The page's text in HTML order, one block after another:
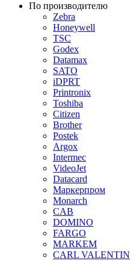
По производителю
Zebra
Honeywell
TSC
Godex
Datamax
SATO
iDPRT
Printronix
Toshiba
Citizen
Brother
Postek
Argox
Intermec
VideoJet
Datacard
Маркерпром
Monarch
CAB
DOMINO
FARGO
MARKEM
CARL VALENTIN